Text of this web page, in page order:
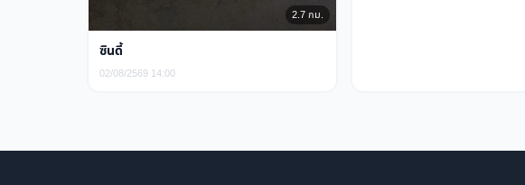
2.7 กม.
ซินดี้
02/08/2569 14:00